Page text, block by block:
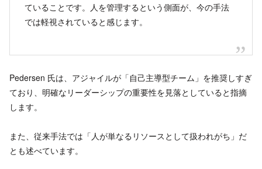
ていることです。人を管理するという側面が、今の手法
では軽視されていると感じます。
Pedersen 氏は、アジャイルが「自己主導型チーム」を推奨しすぎ
ており、明確なリーダーシップの重要性を見落としていると指摘
します。
また、従来手法では「人が単なるリソースとして扱われがち」だ
とも述べています。